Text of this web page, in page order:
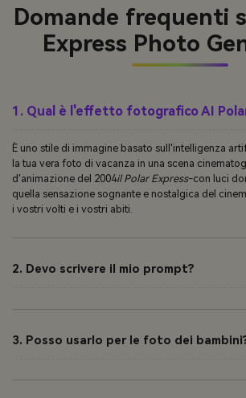
Domande frequenti
Express Photo
1. Qual è l'effetto fotografico AI
È uno stile di immagine basato sull'intelligenza
la tua vera foto di vacanza in una scena
d'animazione del 2004il Polar Express-con luci
quella sensazione sognante e nostalgica del
i vostri volti e i vostri abiti.
2. Devo scrivere il mio prompt?
3. Posso usarlo per le foto dei